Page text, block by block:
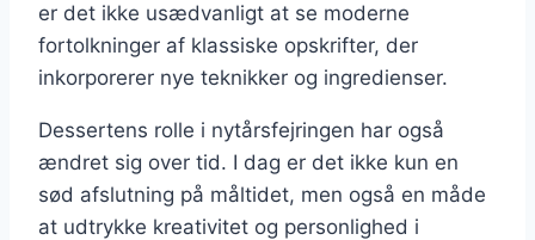
er det ikke usædvanligt at se moderne
fortolkninger af klassiske opskrifter, der
inkorporerer nye teknikker og ingredienser.
Dessertens rolle i nytårsfejringen har også
ændret sig over tid. I dag er det ikke kun en
sød afslutning på måltidet, men også en måde
at udtrykke kreativitet og personlighed i